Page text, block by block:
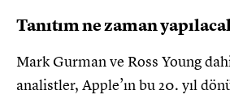
Tanıtım ne zaman
Mark Gurman ve Ross Young
analistler, Apple’ın bu 20. yıl